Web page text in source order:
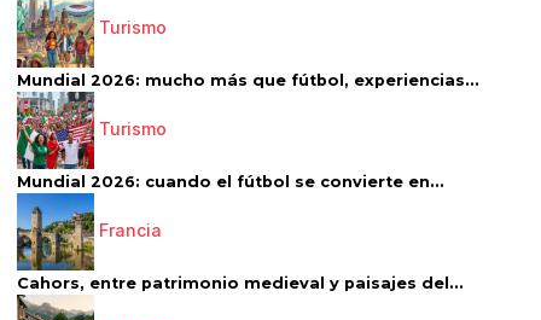
Turismo
Mundial 2026: mucho más que fútbol, experiencias...
Turismo
Mundial 2026: cuando el fútbol se convierte en...
Francia
Cahors, entre patrimonio medieval y paisajes del...